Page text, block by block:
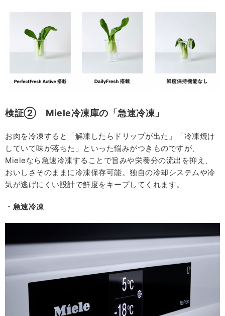
検証② Miele冷凍庫の「急速冷凍」
お肉を冷凍すると「解凍したらドリップが出た」「冷凍焼け
していて味が落ちた」といった悩みがつきものですが、
Mieleなら急速冷凍することで旨みや栄養分の流出を抑え、
おいしさそのままに冷凍保存可能。独⾃の冷却システムや冷
気が逃げにくい設計で鮮度をキープしてくれます。
・急速冷凍